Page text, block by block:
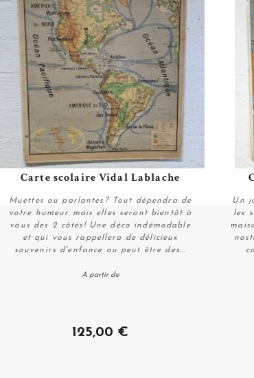
Plus de détails
Carte scolaire Vidal Lablache
Muettes ou parlantes? Tout dépendra de
votre humeur mais elles seront bientôt à
vous des 2 côtés! Une déco indémodable
et qui vous rappellera de délicieux
souvenirs d'enfance ou peut être des...
A partir de
125,00 €
Un
les